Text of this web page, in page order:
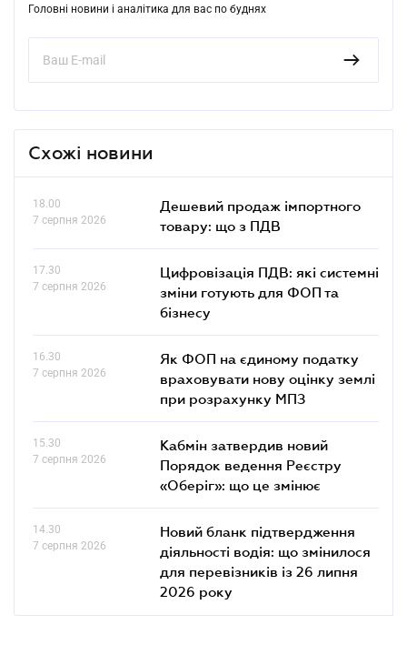
Головні новини і аналітика для вас по буднях
Схожі новини
18.00
7 серпня 2026
Дешевий продаж імпортного
товару: що з ПДВ
17.30
7 серпня 2026
Цифровізація ПДВ: які системні
зміни готують для ФОП та
бізнесу
16.30
7 серпня 2026
Як ФОП на єдиному податку
враховувати нову оцінку землі
при розрахунку МПЗ
15.30
7 серпня 2026
Кабмін затвердив новий
Порядок ведення Реєстру
«Оберіг»: що це змінює
14.30
7 серпня 2026
Новий бланк підтвердження
діяльності водія: що змінилося
для перевізників із 26 липня
2026 року